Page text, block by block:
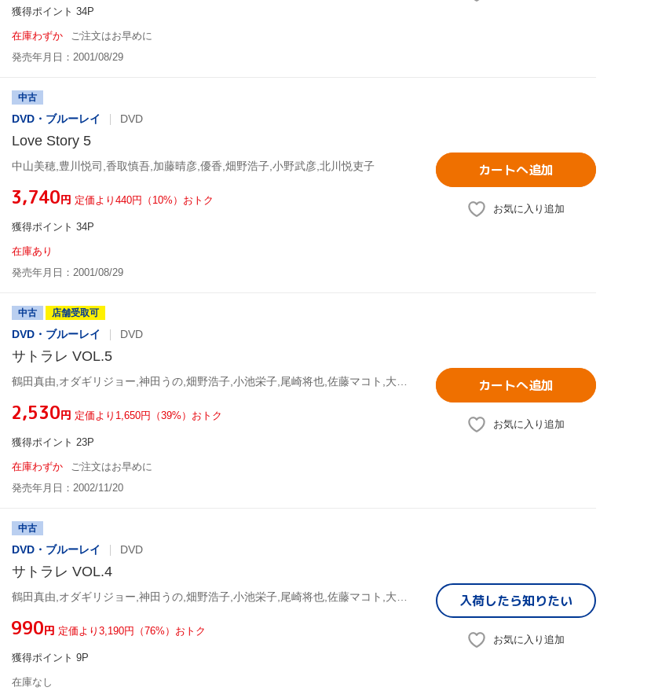
獲得ポイント 34P
在庫わずか
ご注文はお早めに
発売年月日：2001/08/29
中古
DVD・ブルーレイ DVD
Love Story 5
中山美穂,豊川悦司,香取慎吾,加藤晴彦,優香,畑野浩子,小野武彦,北川悦吏子
¥3,740円 定価より440円（10%）おトク
獲得ポイント 34P
在庫あり
発売年月日：2001/08/29
カートへ追加
お気に入り追加
中古 店舗受取可
DVD・ブルーレイ DVD
サトラレ VOL.5
¥2,530円 定価より1,650円（39%）おトク
獲得ポイント 23P
在庫わずか
ご注文はお早めに
発売年月日：2002/11/20
カートへ追加
お気に入り追加
中古
DVD・ブルーレイ DVD
サトラレ VOL.4
¥990円 定価より3,190円（76%）おトク
獲得ポイント 9P
在庫なし
入荷したら知りたい
お気に入り追加